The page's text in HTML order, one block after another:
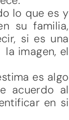
lo que es y
su familia,
si es una
imagen, el
es algo
acuerdo al
en si